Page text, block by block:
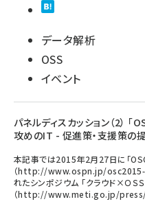
データ解析
OSS
イベント
パネルディスカッション（2） 「
攻めのIT - 促進策・支援策の
本記事では2015年2月27日に「
（http://www.ospn.jp/osc2015-
れたシンポジウム 「クラウド×ＯＳ
（http://www.meti.go.jp/